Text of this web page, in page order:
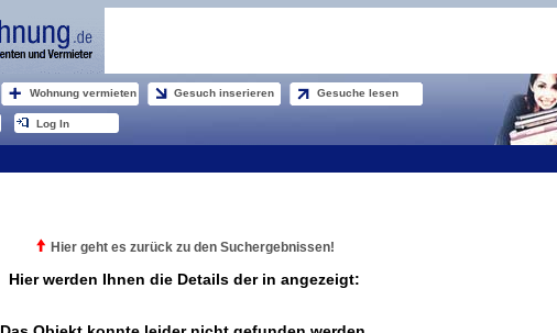
Wohnung vermieten Gesuch inserieren Gesuche lesen
Log In
Hier geht es zurück zu den Suchergebnissen!
Hier werden Ihnen die Details der in angezeigt: